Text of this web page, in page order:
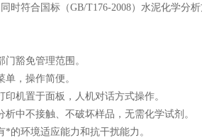
时符合国标（GB/T176-2008）水泥化学分
门豁免管理范围。
单，操作简便。
印机置于面板，人机对话方式操作。
析中不接触、不破坏样品，无需化学试剂。
*的环境适应能力和抗干扰能力。